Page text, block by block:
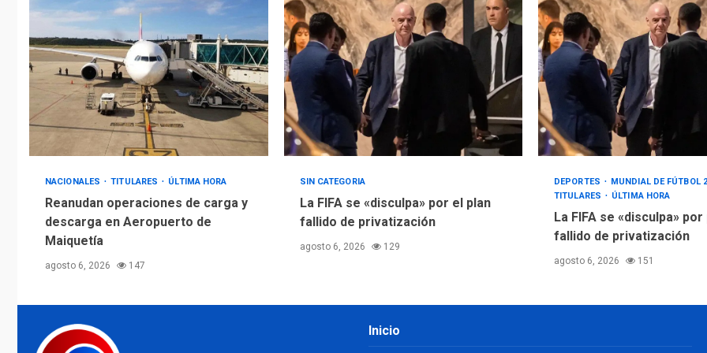
NACIONALES TITULARES ÚLTIMA HORA
Reanudan operaciones de carga y
descarga en Aeropuerto de
Maiquetía
agosto 6, 2026 147
SIN CATEGORIA
La FIFA se «disculpa» por el plan
fallido de privatización
agosto 6, 2026 129
DEPORTES
MUNDIAL DE FÚTBOL
TITULARES
ÚLTIMA HORA
La FIFA se «disculpa» por
fallido de privatización
agosto 6, 2026 151
Inicio